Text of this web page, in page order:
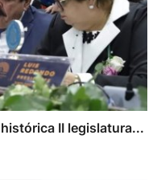
II legislatura...